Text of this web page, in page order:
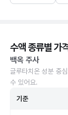
수액 종류별 가
백옥 주사
글루타치온 성분 중
수 있어요.
기준